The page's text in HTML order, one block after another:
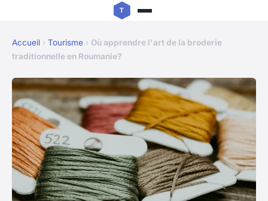
Accueil › Tourisme › Où apprendre l'art de la broderie
traditionnelle en Roumanie?